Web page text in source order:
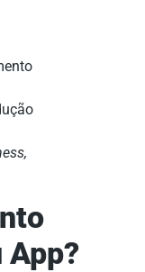
App?